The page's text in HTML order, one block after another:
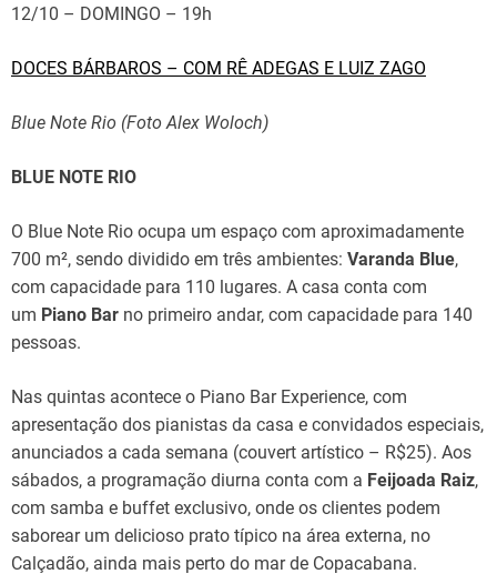
12/10 – DOMINGO – 19h
DOCES BÁRBAROS – COM RÊ ADEGAS E LUIZ ZAGO
Blue Note Rio (Foto Alex Woloch)
BLUE NOTE RIO
O Blue Note Rio ocupa um espaço com aproximadamente
700 m², sendo dividido em três ambientes: Varanda Blue,
com capacidade para 110 lugares. A casa conta com
um Piano Bar no primeiro andar, com capacidade para 140
pessoas.
Nas quintas acontece o Piano Bar Experience, com
apresentação dos pianistas da casa e convidados especiais,
anunciados a cada semana (couvert artístico – R$25). Aos
sábados, a programação diurna conta com a Feijoada Raiz,
com samba e buffet exclusivo, onde os clientes podem
saborear um delicioso prato típico na área externa, no
Calçadão, ainda mais perto do mar de Copacabana.